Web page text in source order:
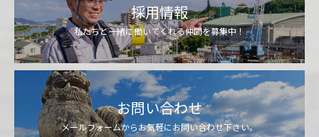
採用情報
私たちと一緒に働いてくれる仲間を募集中！
お問い合わせ
メールフォームからお気軽にお問い合わせ下さい。